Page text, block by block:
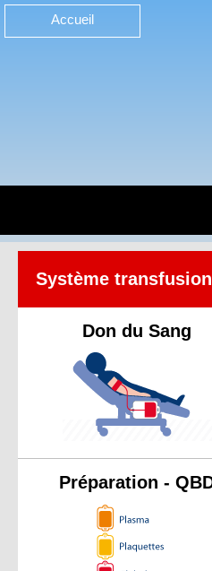
Accueil
Système
Don du Sang
Préparation -